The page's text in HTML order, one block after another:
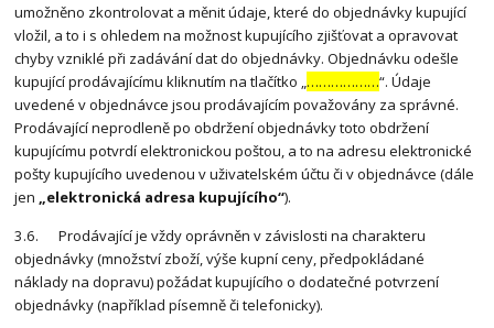
umožněno zkontrolovat a měnit údaje, které do objednávky kupující
vložil, a to i s ohledem na možnost kupujícího zjišťovat a opravovat
chyby vzniklé při zadávání dat do objednávky. Objednávku odešle
kupující prodávajícímu kliknutím na tlačítko „………………“. Údaje
uvedené v objednávce jsou prodávajícím považovány za správné.
Prodávající neprodleně po obdržení objednávky toto obdržení
kupujícímu potvrdí elektronickou poštou, a to na adresu elektronické
pošty kupujícího uvedenou v uživatelském účtu či v objednávce (dále
jen „elektronická adresa kupujícího“).
3.6. Prodávající je vždy oprávněn v závislosti na charakteru
objednávky (množství zboží, výše kupní ceny, předpokládané
náklady na dopravu) požádat kupujícího o dodatečné potvrzení
objednávky (například písemně či telefonicky).